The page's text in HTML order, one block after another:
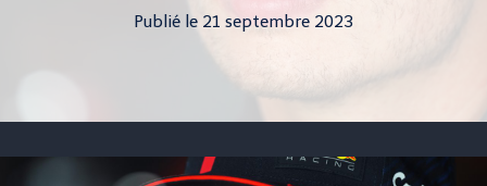
Publié le 21 septembre 2023